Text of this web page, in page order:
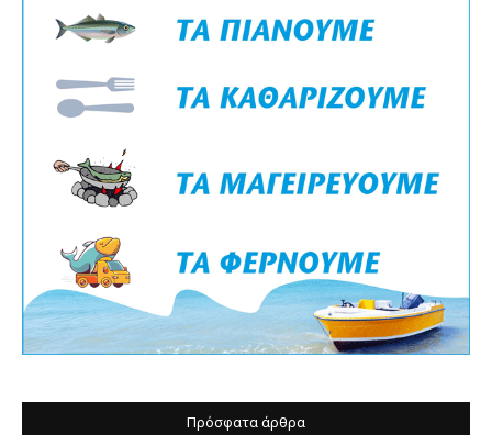
Πρόσφατα άρθρα